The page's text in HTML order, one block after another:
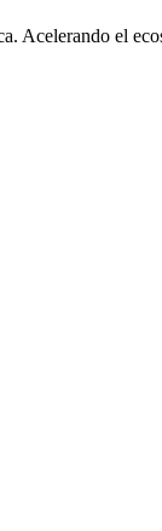
Acelerando el